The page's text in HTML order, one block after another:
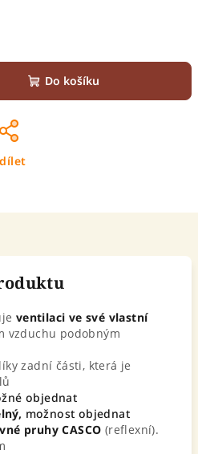
Do košíku
ventilaci ve své vlastní
vzduchu podobným
zadní části, která je
objednat
možnost objednat
pruhy CASCO (reflexní).